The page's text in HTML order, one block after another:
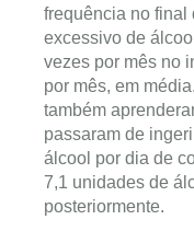
frequência no final
excessivo de
vezes por mês no
por mês, em
também
passaram de
álcool por dia de
7,1 unidades de
posteriormente.